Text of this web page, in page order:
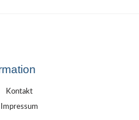
Kontakt
Impressum